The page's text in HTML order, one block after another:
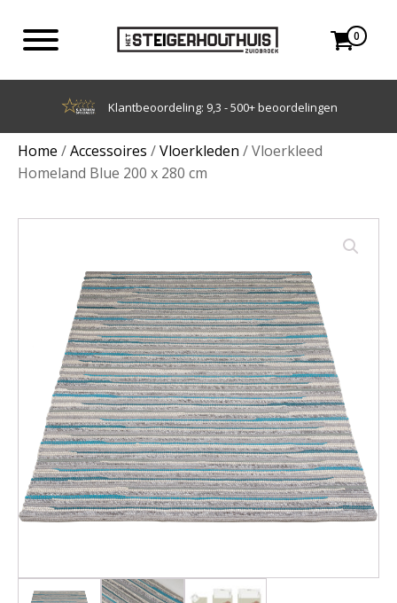
0
Achteraf betalen met Klarna
Home /Accessoires /Vloerkleden / Vloerkleed
Homeland Blue 200 x 280 cm